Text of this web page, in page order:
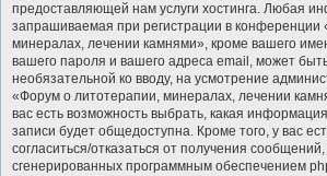
предоставляющей нам услуги хостинга. Любая
запрашиваемая при регистрации в конференции
минералах, лечении камнями», кроме вашего
вашего пароля и вашего адреса email, может
необязательной ко вводу, на усмотрение
«Форум о литотерапии, минералах, лечении
вас есть возможность выбрать, какая
записи будет общедоступна. Кроме того, у вас
согласиться/отказаться от получения
сгенерированных программным обеспечением